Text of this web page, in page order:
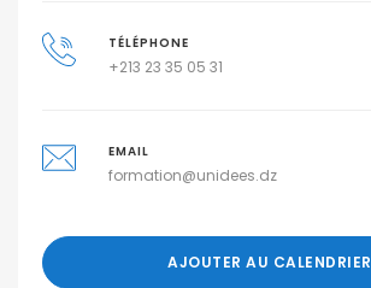
TÉLÉPHONE
+213 23 35 05 31
EMAIL
formation@unidees.dz
AJOUTER AU CALENDRIER